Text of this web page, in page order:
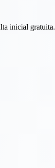
inicial gratuita.